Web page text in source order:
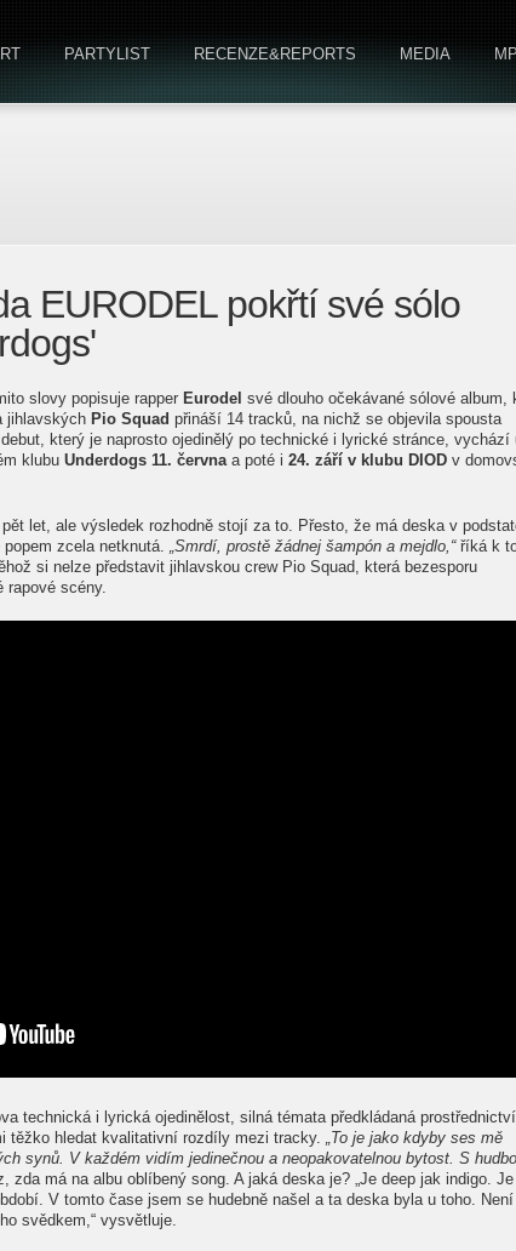
PARTYLIST RECENZE&REPORTS MEDIA
EURODEL pokřtí své sólo
slovy popisuje rapper Eurodel své dlouho očekávané sólové album,
jihlavských Pio Squad přináší 14 tracků, na nichž se objevila spousta
který je naprosto ojedinělý po technické i lyrické stránce, vychází
klubu Underdogs 11. červnaa poté i 24. září v klubu DIOD v
let, ale výsledek rozhodně stojí za to. Přesto, že má deska v
zcela netknutá.
„Smrdí, prostě žádnej šampón a mejdlo,“říká k
si nelze představit jihlavskou crew Pio Squad, která bezesporu
scény.
technická i lyrická ojedinělost, silná témata předkládaná
těžko hledat kvalitativní rozdíly mezi tracky.
„To je jako kdyby ses mě
synů. V každém vidím jedinečnou a neopakovatelnou bytost. S
zda má na albu oblíbený song. A jaká deska je? „Je deep jak indigo. Je
V tomto čase jsem se hudebně našel a ta deska byla u toho. Není
svědkem,“ vysvětluje.